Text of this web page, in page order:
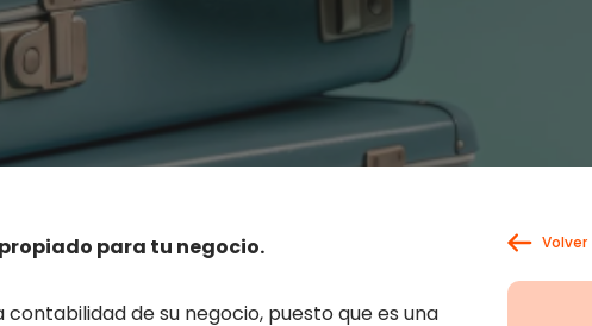
para tu negocio.
de su negocio, puesto que es una
Volver